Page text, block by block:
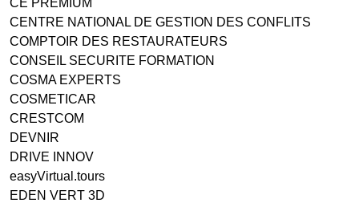
CE PREMIUM
CENTRE NATIONAL DE GESTION DES CONFLITS
COMPTOIR DES RESTAURATEURS
CONSEIL SECURITE FORMATION
COSMA EXPERTS
COSMETICAR
CRESTCOM
DEVNIR
DRIVE INNOV
easyVirtual.tours
EDEN VERT 3D